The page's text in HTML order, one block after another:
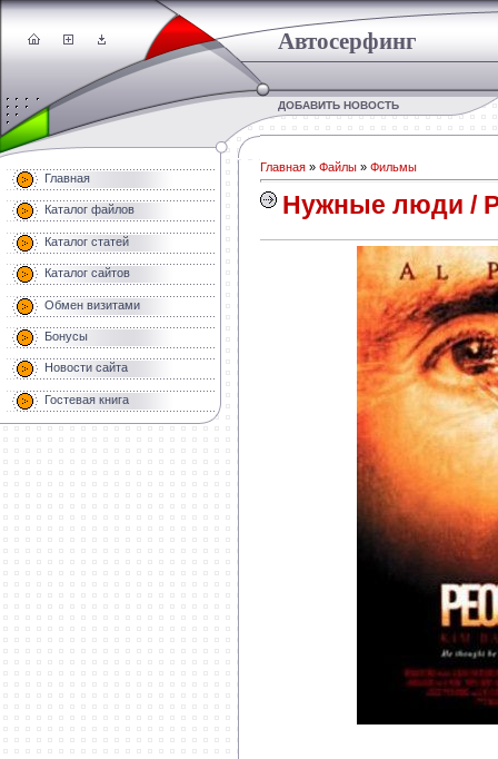
Автосерфинг
ДОБАВИТЬ НОВОСТЬ
Главная
Каталог файлов
Каталог статей
Каталог сайтов
Обмен визитами
Бонусы
Новости сайта
Гостевая книга
Главная » Файлы » Фильмы
Нужные люди /